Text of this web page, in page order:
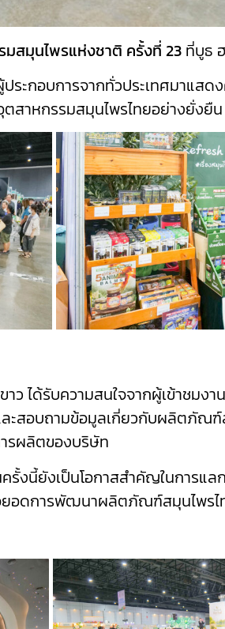
มสมุนไพรแห่งชาติ ครั้งที่ 23 ที่บูธ
ระกอบการจากทั่วประเทศมาแ
ตสาหกรรมสมุนไพรไทยอย่างยั่งยืน
าว ได้รับความสนใจจากผู้เข้าช
สอบถามข้อมูลเกี่ยวกับผลิตภัณฑ์
ผลิตของบริษัท
งนี้ยังเป็นโอกาสสำคัญในการแ
อดการพัฒนาผลิตภัณฑ์สมุนไพรไ